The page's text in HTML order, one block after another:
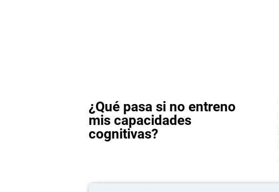
¿Qué pasa si no entreno
mis capacidades
cognitivas?